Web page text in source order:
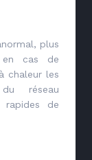
plus
en cas de
chaleur les
réseau
rapides de